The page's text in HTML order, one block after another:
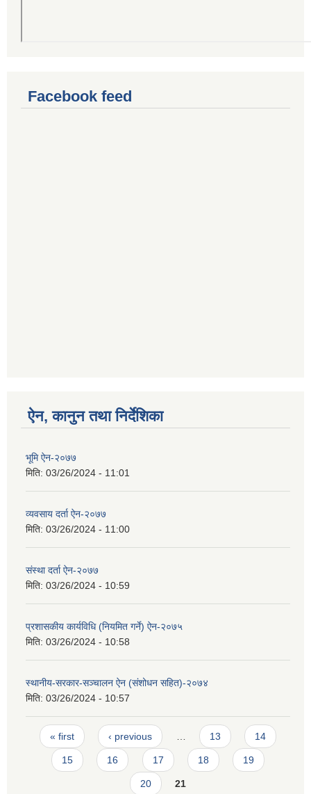
Facebook feed
ऐन, कानुन तथा निर्देशिका
भूमि ऐन-२०७७
मिति: 03/26/2024 - 11:01
व्यवसाय दर्ता ऐन-२०७७
मिति: 03/26/2024 - 11:00
संस्था दर्ता ऐन-२०७७
मिति: 03/26/2024 - 10:59
प्रशासकीय कार्यविधि (नियमित गर्ने) ऐन-२०७५
मिति: 03/26/2024 - 10:58
स्थानीय-सरकार-सञ्चालन ऐन (संशोधन सहित)-२०७४
मिति: 03/26/2024 - 10:57
Pages
« first ‹ previous 13 14
15 16 17 18 19
20 21